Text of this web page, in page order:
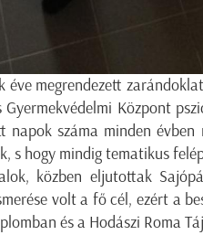
éve megrendezett
Központ
napok száma minden
s hogy mindig tematikus
közben eljutottak
volt a fő cél, ezért a
és a Hodászi Roma